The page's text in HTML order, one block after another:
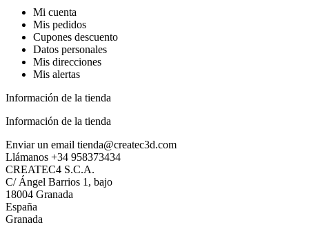
Mi cuenta
Mis pedidos
Cupones descuento
Datos personales
Mis direcciones
Mis alertas
Información de la tienda
Información de la tienda
Enviar un email tienda@createc3d.com
Llámanos +34 958373434
CREATEC4 S.C.A.
C/ Ángel Barrios 1, bajo
18004 Granada
España
Granada